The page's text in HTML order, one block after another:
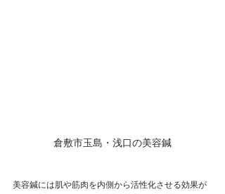
倉敷市玉島・浅口の美容鍼
美容鍼には肌や筋肉を内側から活性化させる効果が